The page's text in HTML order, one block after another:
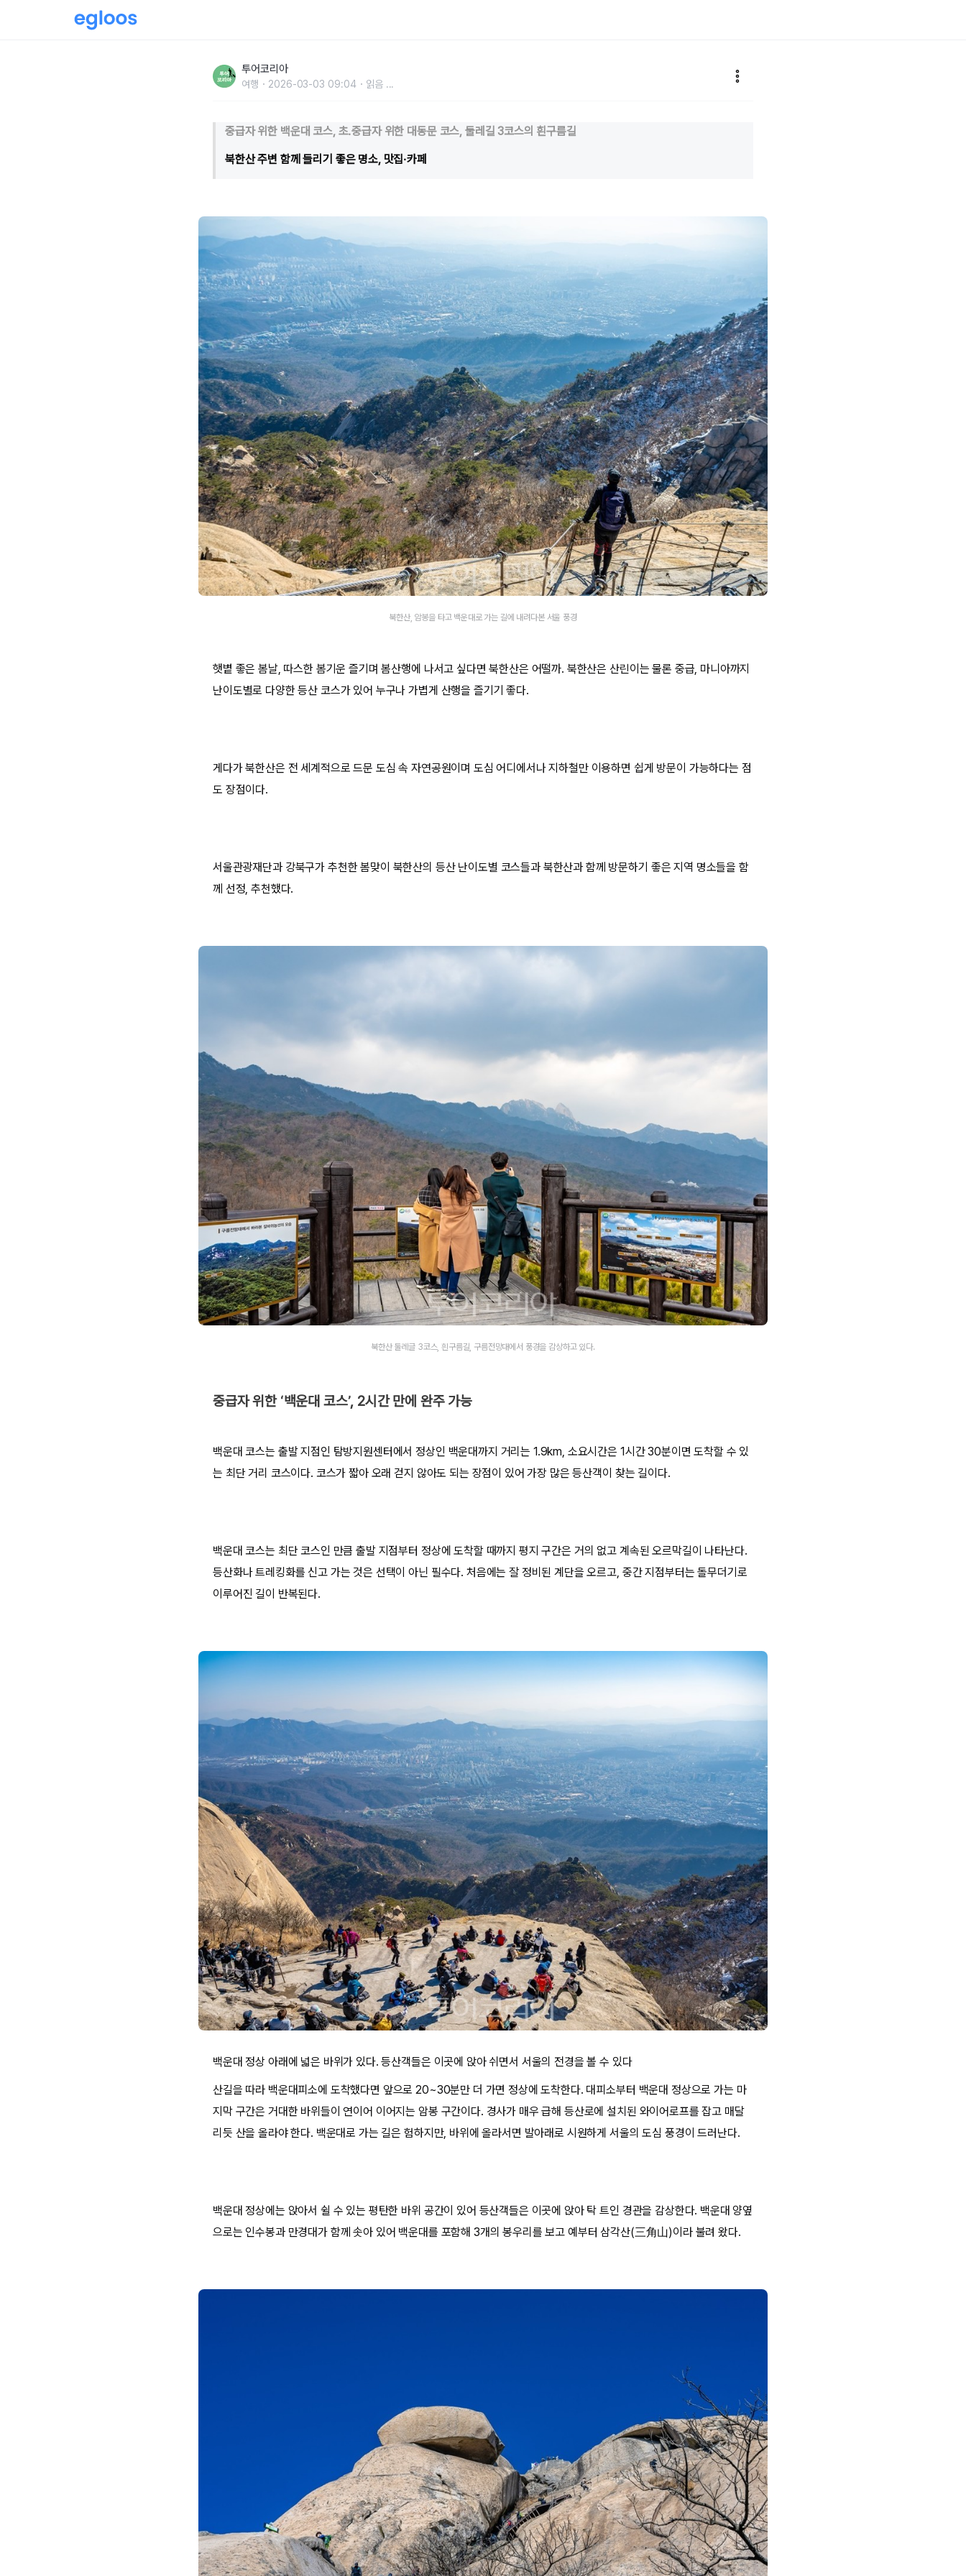
투어코리아
여행 2026-03-03 09:04 읽음 ...
중급자 위한 백운대 코스, 초․중급자 위한 대동문 코스, 둘레길 3코스의 흰구름길
북한산 주변 함께 들리기 좋은 명소, 맛집·카페
북한산, 암봉을 타고 백운대로 가는 길에 내려다본 서울 풍경
햇볕 좋은 봄날, 따스한 봄기운 즐기며 봄산행에 나서고 싶다면 북한산은 어떨까. 북한산은 산린이는 물론 중급, 마니아까지
난이도별로 다양한 등산 코스가 있어 누구나 가볍게 산행을 즐기기 좋다.
게다가 북한산은 전 세계적으로 드문 도심 속 자연공원이며 도심 어디에서나 지하철만 이용하면 쉽게 방문이 가능하다는 점
도 장점이다.
서울관광재단과 강북구가 추천한 봄맞이 북한산의 등산 난이도별 코스들과 북한산과 함께 방문하기 좋은 지역 명소들을 함
께 선정, 추천했다.
북한산 둘레글 3코스, 흰구름길, 구름전망대에서 풍경을 감상하고 있다.
중급자 위한 ‘백운대 코스’, 2시간 만에 완주 가능
백운대 코스는 출발 지점인 탐방지원센터에서 정상인 백운대까지 거리는 1.9km, 소요시간은 1시간 30분이면 도착할 수 있
는 최단 거리 코스이다. 코스가 짧아 오래 걷지 않아도 되는 장점이 있어 가장 많은 등산객이 찾는 길이다.
백운대 코스는 최단 코스인 만큼 출발 지점부터 정상에 도착할 때까지 평지 구간은 거의 없고 계속된 오르막길이 나타난다.
등산화나 트레킹화를 신고 가는 것은 선택이 아닌 필수다. 처음에는 잘 정비된 계단을 오르고, 중간 지점부터는 돌무더기로
이루어진 길이 반복된다.
백운대 정상 아래에 넓은 바위가 있다. 등산객들은 이곳에 앉아 쉬면서 서울의 전경을 볼 수 있다
산길을 따라 백운대피소에 도착했다면 앞으로 20~30분만 더 가면 정상에 도착한다. 대피소부터 백운대 정상으로 가는 마
지막 구간은 거대한 바위들이 연이어 이어지는 암봉 구간이다. 경사가 매우 급해 등산로에 설치된 와이어로프를 잡고 매달
리듯 산을 올라야 한다. 백운대로 가는 길은 험하지만, 바위에 올라서면 발아래로 시원하게 서울의 도심 풍경이 드러난다.
백운대 정상에는 앉아서 쉴 수 있는 평탄한 바위 공간이 있어 등산객들은 이곳에 앉아 탁 트인 경관을 감상한다. 백운대 양옆
으로는 인수봉과 만경대가 함께 솟아 있어 백운대를 포함해 3개의 봉우리를 보고 예부터 삼각산(三角山)이라 불려 왔다.